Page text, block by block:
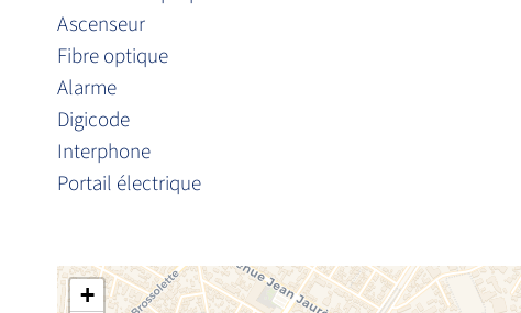
Ascenseur
Fibre optique
Alarme
Digicode
Interphone
Portail électrique
+